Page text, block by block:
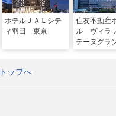
ホテルＪＡＬシテ
ィ羽田 東京
住友不動産
ル ヴィラ
テーヌグラ
ップへ